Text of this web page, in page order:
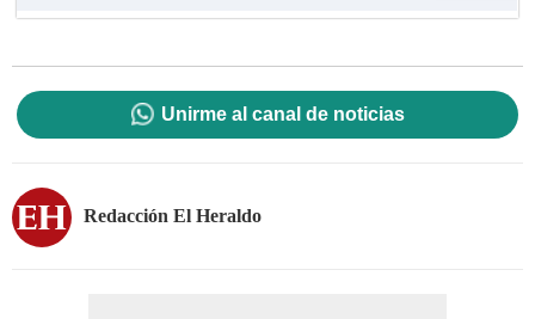
Unirme al canal de noticias
Redacción El Heraldo